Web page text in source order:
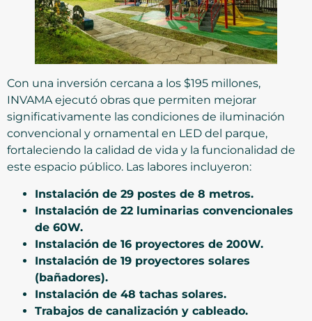
Con una inversión cercana a los $195 millones,
INVAMA ejecutó obras que permiten mejorar
significativamente las condiciones de iluminación
convencional y ornamental en LED del parque,
fortaleciendo la calidad de vida y la funcionalidad de
este espacio público. Las labores incluyeron:
Instalación de 29 postes de 8 metros.
Instalación de 22 luminarias convencionales
de 60W.
Instalación de 16 proyectores de 200W.
Instalación de 19 proyectores solares
(bañadores).
Instalación de 48 tachas solares.
Trabajos de canalización y cableado.